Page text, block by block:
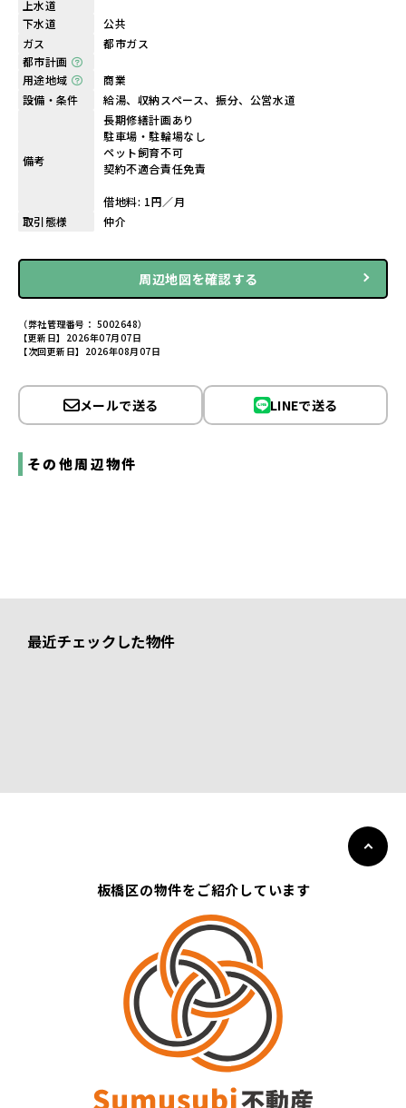
上水道
下水道
公共
ガス
都市ガス
都市計画
用途地域
商業
設備・条件
給湯、収納スペース、振分、公営水道
備考
長期修繕計画あり
駐車場・駐輪場なし
ペット飼育不可
契約不適合責任免責
借地料: 1円／月
取引態様
仲介
周辺地図を確認する
（弊社管理番号： 5002648）
【更新日】2026年07月07日
【次回更新日】2026年08月07日
メールで送る LINEで送る
その他周辺物件
最近チェックした物件
板橋区の物件をご紹介しています